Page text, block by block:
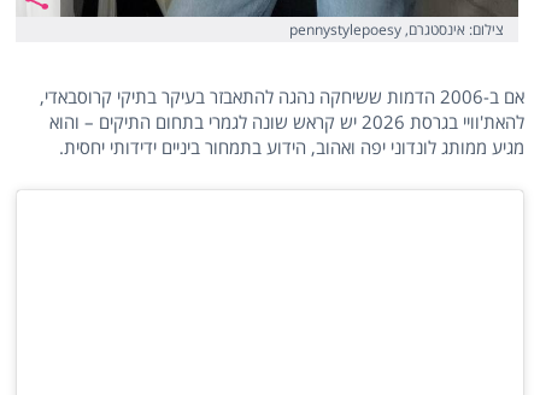
צילום: אינסטגרם, pennystylepoesy
אם ב-2006 הדמות ששיחקה נהגה להתאבזר בעיקר בתיקי קרוסבאדי,
להאת'וויי בגרסת 2026 יש קראש שונה לגמרי בתחום התיקים – והוא
מגיע ממותג לונדוני יפה ואהוב, הידוע בתמחור ביניים ידידותי יחסית.